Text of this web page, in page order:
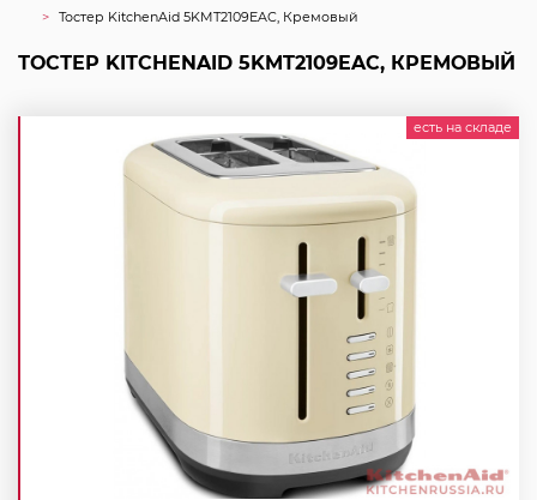
Тостер KitchenAid 5KMT2109EAC, Кремовый
ТОСТЕР KITCHENAID 5KMT2109EAC, КРЕМОВЫЙ
есть на складе